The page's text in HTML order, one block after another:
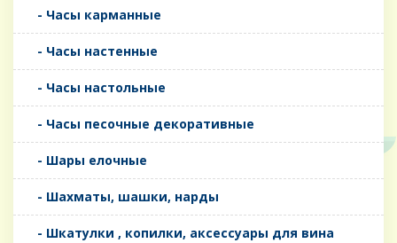
- Часы карманные
- Часы настенные
- Часы настольные
- Часы песочные декоративные
- Шары елочные
- Шахматы, шашки, нарды
- Шкатулки , копилки, аксессуары для вина